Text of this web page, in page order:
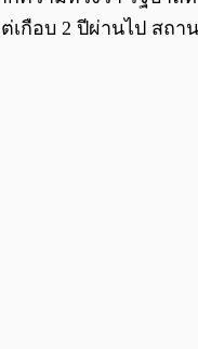
เกือบ 2 ปีผ่านไป สถ